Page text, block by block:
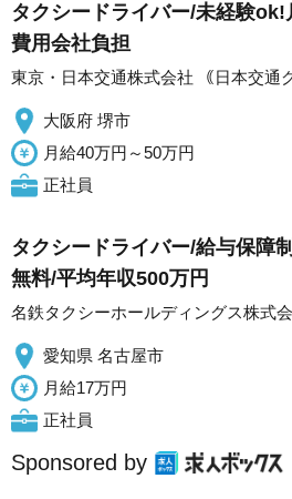
タクシードライバー/未経験
費用会社負担
東京・日本交通株式会社 ｟日本交通
大阪府 堺市
月給40万円～50万円
正社員
タクシードライバー/給与保障
無料/平均年収500万円
名鉄タクシーホールディングス株式
愛知県 名古屋市
月給17万円
正社員
Sponsored by